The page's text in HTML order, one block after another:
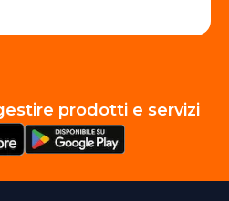
prodotti e servizi